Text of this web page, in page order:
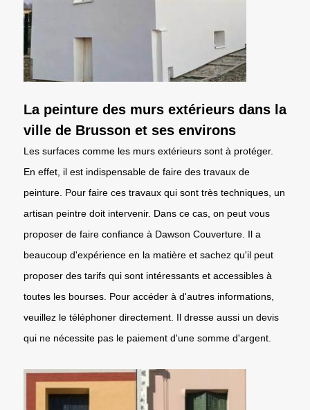
La peinture des murs extérieurs dans la
ville de Brusson et ses environs
Les surfaces comme les murs extérieurs sont à protéger.
En effet, il est indispensable de faire des travaux de
peinture. Pour faire ces travaux qui sont très techniques, un
artisan peintre doit intervenir. Dans ce cas, on peut vous
proposer de faire confiance à Dawson Couverture. Il a
beaucoup d'expérience en la matière et sachez qu'il peut
proposer des tarifs qui sont intéressants et accessibles à
toutes les bourses. Pour accéder à d'autres informations,
veuillez le téléphoner directement. Il dresse aussi un devis
qui ne nécessite pas le paiement d'une somme d'argent.